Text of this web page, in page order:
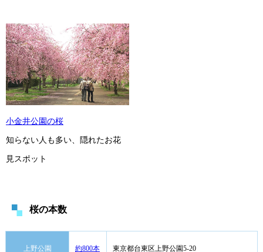
小金井公園の桜
知らない人も多い、隠れたお花
見スポット
桜の本数
上野公園 約800本 東京都台東区上野公園5-20